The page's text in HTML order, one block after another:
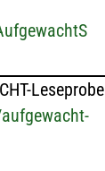
Leseprobe